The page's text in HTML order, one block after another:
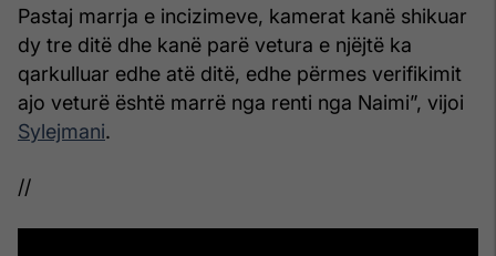
Pastaj marrja e incizimeve, kamerat kanë shikuar
dy tre ditë dhe kanë parë vetura e njëjtë ka
qarkulluar edhe atë ditë, edhe përmes verifikimit
ajo veturë është marrë nga renti nga Naimi”, vijoi
Sylejmani.
//